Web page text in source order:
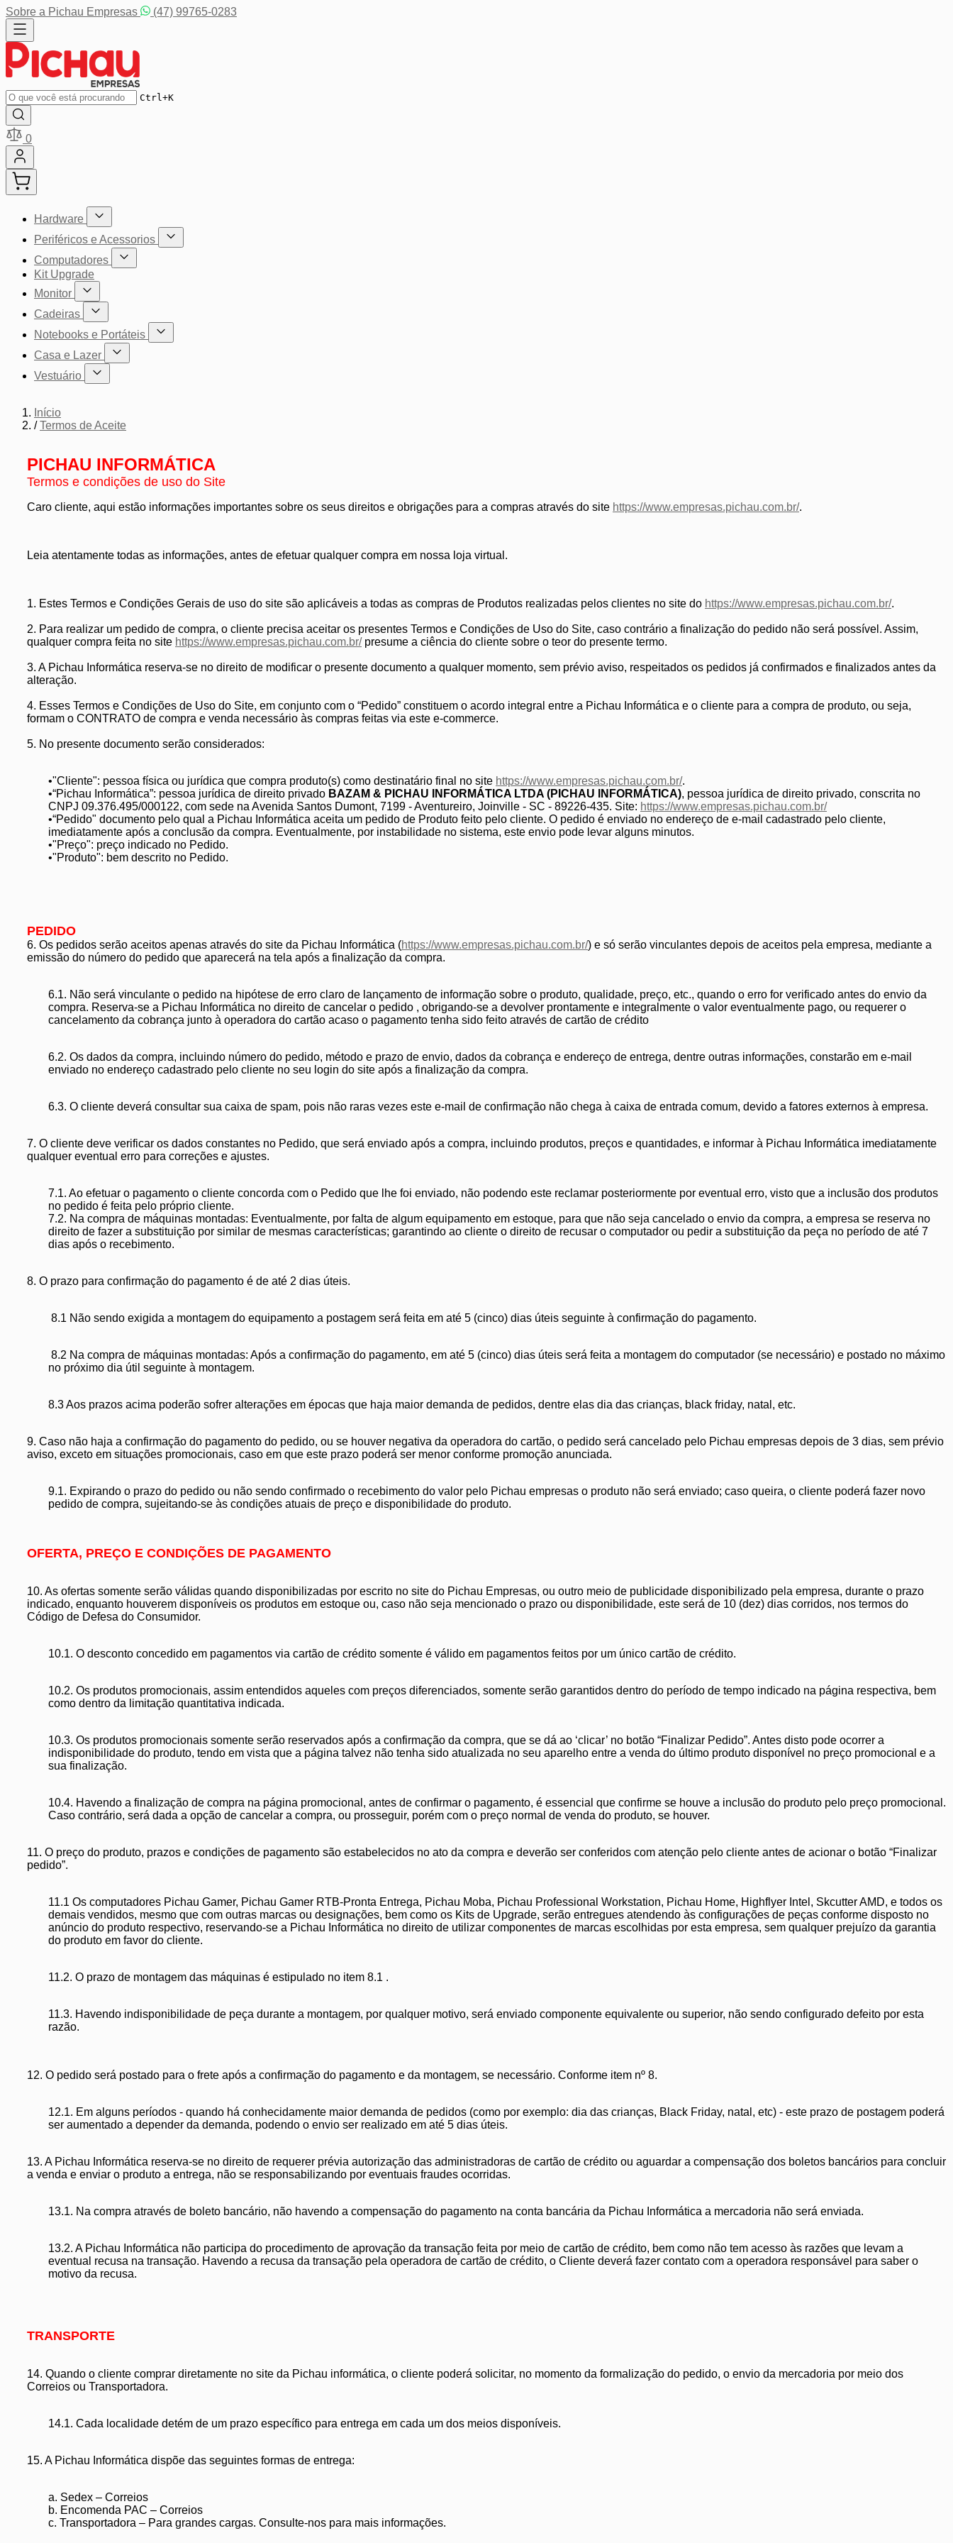
Pular para o conteúdo
Sobre a Pichau Empresas (47) 99765-0283
Buscar
Ctrl+K
0
Hardware
Mostrar submenu para a categoria Hardware
Periféricos e Acessorios
Mostrar submenu para a categoria Periféricos e Acessorios
Computadores
Mostrar submenu para a categoria Computadores
Kit Upgrade
Monitor
Mostrar submenu para a categoria Monitor
Cadeiras
Mostrar submenu para a categoria Cadeiras
Notebooks e Portáteis
Mostrar submenu para a categoria Notebooks e Portáteis
Casa e Lazer
Mostrar submenu para a categoria Casa e Lazer
Vestuário
Mostrar submenu para a categoria Vestuário
Início
/ Termos de Aceite
PICHAU INFORMÁTICA
Termos e condições de uso do Site
Caro cliente, aqui estão informações importantes sobre os seus direitos e obrigações para a compras através do site https://www.empresas.pichau.com.br/.
Leia atentamente todas as informações, antes de efetuar qualquer compra em nossa loja virtual.
1. Estes Termos e Condições Gerais de uso do site são aplicáveis a todas as compras de Produtos realizadas pelos clientes no site do https://www.empresas.pichau.com.br/.
2. Para realizar um pedido de compra, o cliente precisa aceitar os presentes Termos e Condições de Uso do Site, caso contrário a finalização do pedido não será possível. Assim,
qualquer compra feita no site https://www.empresas.pichau.com.br/presume a ciência do cliente sobre o teor do presente termo.
3. A Pichau Informática reserva-se no direito de modificar o presente documento a qualquer momento, sem prévio aviso, respeitados os pedidos já confirmados e finalizados antes da
alteração.
4. Esses Termos e Condições de Uso do Site, em conjunto com o “Pedido” constituem o acordo integral entre a Pichau Informática e o cliente para a compra de produto, ou seja,
formam o CONTRATO de compra e venda necessário às compras feitas via este e-commerce.
5. No presente documento serão considerados:
•"Cliente": pessoa física ou jurídica que compra produto(s) como destinatário final no site https://www.empresas.pichau.com.br/.
•“Pichau Informática”: pessoa jurídica de direito privado BAZAM & PICHAU INFORMÁTICA LTDA (PICHAU INFORMÁTICA), pessoa jurídica de direito privado, conscrita no
CNPJ 09.376.495/000122, com sede na Avenida Santos Dumont, 7199 - Aventureiro, Joinville - SC - 89226-435. Site: https://www.empresas.pichau.com.br/
•“Pedido" documento pelo qual a Pichau Informática aceita um pedido de Produto feito pelo cliente. O pedido é enviado no endereço de e-mail cadastrado pelo cliente,
imediatamente após a conclusão da compra. Eventualmente, por instabilidade no sistema, este envio pode levar alguns minutos.
•"Preço": preço indicado no Pedido.
•"Produto": bem descrito no Pedido.
PEDIDO
6. Os pedidos serão aceitos apenas através do site da Pichau Informática (https://www.empresas.pichau.com.br/) e só serão vinculantes depois de aceitos pela empresa, mediante a
emissão do número do pedido que aparecerá na tela após a finalização da compra.
6.1. Não será vinculante o pedido na hipótese de erro claro de lançamento de informação sobre o produto, qualidade, preço, etc., quando o erro for verificado antes do envio da
compra. Reserva-se a Pichau Informática no direito de cancelar o pedido , obrigando-se a devolver prontamente e integralmente o valor eventualmente pago, ou requerer o
cancelamento da cobrança junto à operadora do cartão acaso o pagamento tenha sido feito através de cartão de crédito
6.2. Os dados da compra, incluindo número do pedido, método e prazo de envio, dados da cobrança e endereço de entrega, dentre outras informações, constarão em e-mail
enviado no endereço cadastrado pelo cliente no seu login do site após a finalização da compra.
6.3. O cliente deverá consultar sua caixa de spam, pois não raras vezes este e-mail de confirmação não chega à caixa de entrada comum, devido a fatores externos à empresa.
7. O cliente deve verificar os dados constantes no Pedido, que será enviado após a compra, incluindo produtos, preços e quantidades, e informar à Pichau Informática imediatamente
qualquer eventual erro para correções e ajustes.
7.1. Ao efetuar o pagamento o cliente concorda com o Pedido que lhe foi enviado, não podendo este reclamar posteriormente por eventual erro, visto que a inclusão dos produtos
no pedido é feita pelo próprio cliente.
7.2. Na compra de máquinas montadas: Eventualmente, por falta de algum equipamento em estoque, para que não seja cancelado o envio da compra, a empresa se reserva no
direito de fazer a substituição por similar de mesmas características; garantindo ao cliente o direito de recusar o computador ou pedir a substituição da peça no período de até 7
dias após o recebimento.
8. O prazo para confirmação do pagamento é de até 2 dias úteis.
8.1 Não sendo exigida a montagem do equipamento a postagem será feita em até 5 (cinco) dias úteis seguinte à confirmação do pagamento.
8.2 Na compra de máquinas montadas: Após a confirmação do pagamento, em até 5 (cinco) dias úteis será feita a montagem do computador (se necessário) e postado no máximo
no próximo dia útil seguinte à montagem.
8.3 Aos prazos acima poderão sofrer alterações em épocas que haja maior demanda de pedidos, dentre elas dia das crianças, black friday, natal, etc.
9. Caso não haja a confirmação do pagamento do pedido, ou se houver negativa da operadora do cartão, o pedido será cancelado pelo Pichau empresas depois de 3 dias, sem prévio
aviso, exceto em situações promocionais, caso em que este prazo poderá ser menor conforme promoção anunciada.
9.1. Expirando o prazo do pedido ou não sendo confirmado o recebimento do valor pelo Pichau empresas o produto não será enviado; caso queira, o cliente poderá fazer novo
pedido de compra, sujeitando-se às condições atuais de preço e disponibilidade do produto.
OFERTA, PREÇO E CONDIÇÕES DE PAGAMENTO
10. As ofertas somente serão válidas quando disponibilizadas por escrito no site do Pichau Empresas, ou outro meio de publicidade disponibilizado pela empresa, durante o prazo
indicado, enquanto houverem disponíveis os produtos em estoque ou, caso não seja mencionado o prazo ou disponibilidade, este será de 10 (dez) dias corridos, nos termos do
Código de Defesa do Consumidor.
10.1. O desconto concedido em pagamentos via cartão de crédito somente é válido em pagamentos feitos por um único cartão de crédito.
10.2. Os produtos promocionais, assim entendidos aqueles com preços diferenciados, somente serão garantidos dentro do período de tempo indicado na página respectiva, bem
como dentro da limitação quantitativa indicada.
10.3. Os produtos promocionais somente serão reservados após a confirmação da compra, que se dá ao ‘clicar’ no botão “Finalizar Pedido”. Antes disto pode ocorrer a
indisponibilidade do produto, tendo em vista que a página talvez não tenha sido atualizada no seu aparelho entre a venda do último produto disponível no preço promocional e a
sua finalização.
10.4. Havendo a finalização de compra na página promocional, antes de confirmar o pagamento, é essencial que confirme se houve a inclusão do produto pelo preço promocional.
Caso contrário, será dada a opção de cancelar a compra, ou prosseguir, porém com o preço normal de venda do produto, se houver.
11. O preço do produto, prazos e condições de pagamento são estabelecidos no ato da compra e deverão ser conferidos com atenção pelo cliente antes de acionar o botão “Finalizar
pedido”.
11.1 Os computadores Pichau Gamer, Pichau Gamer RTB-Pronta Entrega, Pichau Moba, Pichau Professional Workstation, Pichau Home, Highflyer Intel, Skcutter AMD, e todos os
demais vendidos, mesmo que com outras marcas ou designações, bem como os Kits de Upgrade, serão entregues atendendo às configurações de peças conforme disposto no
anúncio do produto respectivo, reservando-se a Pichau Informática no direito de utilizar componentes de marcas escolhidas por esta empresa, sem qualquer prejuízo da garantia
do produto em favor do cliente.
11.2. O prazo de montagem das máquinas é estipulado no item 8.1 .
11.3. Havendo indisponibilidade de peça durante a montagem, por qualquer motivo, será enviado componente equivalente ou superior, não sendo configurado defeito por esta
razão.
12. O pedido será postado para o frete após a confirmação do pagamento e da montagem, se necessário. Conforme item nº 8.
12.1. Em alguns períodos - quando há conhecidamente maior demanda de pedidos (como por exemplo: dia das crianças, Black Friday, natal, etc) - este prazo de postagem poderá
ser aumentado a depender da demanda, podendo o envio ser realizado em até 5 dias úteis.
13. A Pichau Informática reserva-se no direito de requerer prévia autorização das administradoras de cartão de crédito ou aguardar a compensação dos boletos bancários para concluir
a venda e enviar o produto a entrega, não se responsabilizando por eventuais fraudes ocorridas.
13.1. Na compra através de boleto bancário, não havendo a compensação do pagamento na conta bancária da Pichau Informática a mercadoria não será enviada.
13.2. A Pichau Informática não participa do procedimento de aprovação da transação feita por meio de cartão de crédito, bem como não tem acesso às razões que levam a
eventual recusa na transação. Havendo a recusa da transação pela operadora de cartão de crédito, o Cliente deverá fazer contato com a operadora responsável para saber o
motivo da recusa.
TRANSPORTE
14. Quando o cliente comprar diretamente no site da Pichau informática, o cliente poderá solicitar, no momento da formalização do pedido, o envio da mercadoria por meio dos
Correios ou Transportadora.
14.1. Cada localidade detém de um prazo específico para entrega em cada um dos meios disponíveis.
15. A Pichau Informática dispõe das seguintes formas de entrega:
a. Sedex – Correios
b. Encomenda PAC – Correios
c. Transportadora – Para grandes cargas. Consulte-nos para mais informações.